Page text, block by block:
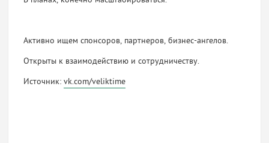
Активно ищем спонсоров, партнеров, бизнес-ангелов.
Открыты к взаимодействию и сотрудничеству.
Источник:vk.com/veliktime